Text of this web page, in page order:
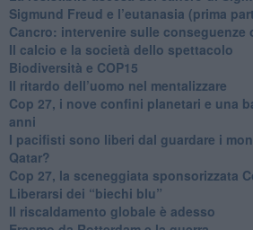
Sigmund Freud e l’eutanasia (prima
Cancro: intervenire sulle conseguenze
​Il calcio e la società dello spettacolo
Biodiversità e COP15
​Il ritardo dell’uomo nel mentalizzare
​Cop 27, i nove confini planetari e una
anni
​I pacifisti sono liberi dal guardare i
Qatar?
​Cop 27, la sceneggiata sponsorizzata
​Liberarsi dei “biechi blu”
Il riscaldamento globale è adesso